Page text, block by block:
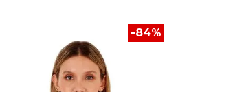
-84%